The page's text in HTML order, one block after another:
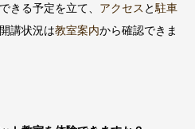
きる予定を立て、 アクセス と駐車
講状況は教室案内から確認できま